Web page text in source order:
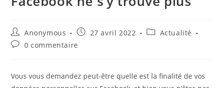
Auteur/autrice
de
la
Anonymous
Publication
27 avril 2022
PostActualité
Commentaires
publication :
0 commentaire
Vous vous demandez peut-être quelle est la finalité de vos